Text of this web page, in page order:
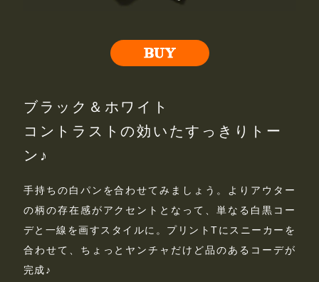
ブラック＆ホワイト
コントラストの効いたすっきりトー
ン♪
手持ちの白パンを合わせてみましょう。よりアウター
の柄の存在感がアクセントとなって、単なる白黒コー
デと一線を画すスタイルに。プリントTにスニーカーを
合わせて、ちょっとヤンチャだけど品のあるコーデが
完成♪